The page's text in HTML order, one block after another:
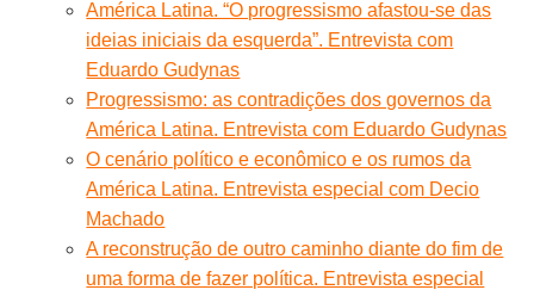
América Latina. “O progressismo afastou-se das
ideias iniciais da esquerda”. Entrevista com
Eduardo Gudynas
Progressismo: as contradições dos governos da
América Latina. Entrevista com Eduardo Gudynas
O cenário político e econômico e os rumos da
América Latina. Entrevista especial com Decio
Machado
A reconstrução de outro caminho diante do fim de
uma forma de fazer política. Entrevista especial